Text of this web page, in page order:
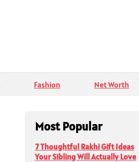
Fashion Net Worth
Most Popular
7 Thoughtful Rakhi Gift Ideas
Your Sibling Will Actually Love